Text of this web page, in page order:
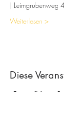
| Leimgrubenweg
Weiterlesen >
Diese